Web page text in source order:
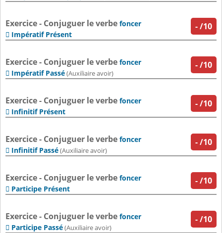
-/10
Exercice - Conjuguer le verbe foncer
 Impératif Présent
-/10
Exercice - Conjuguer le verbe foncer
 Impératif Passé(Auxiliaire avoir)
-/10
Exercice - Conjuguer le verbe foncer
 Infinitif Présent
-/10
Exercice - Conjuguer le verbe foncer
 Infinitif Passé(Auxiliaire avoir)
-/10
Exercice - Conjuguer le verbe foncer
 Participe Présent
-/10
Exercice - Conjuguer le verbe foncer
 Participe Passé(Auxiliaire avoir)